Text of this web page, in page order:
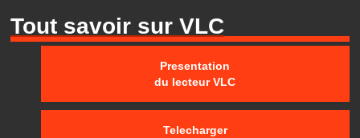
Tout savoir sur VLC
Presentation
du lecteur VLC
Telecharger